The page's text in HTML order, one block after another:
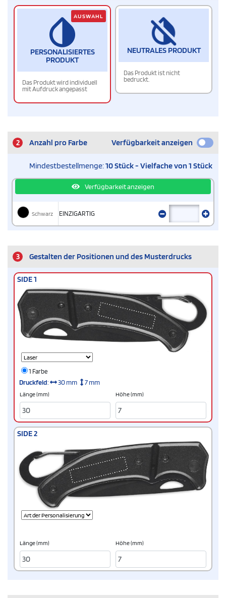
PERSONALISIERTES
PRODUKT
Das Produkt wird individuell
mit Aufdruck angepasst
AUSWAHL
NEUTRALES PRODUKT
Das Produkt ist nicht
bedruckt.
2 Anzahl pro Farbe Verfügbarkeit anzeigen
Mindestbestellmenge:10 Stück - Vielfache von 1 Stück
Verfügbarkeit anzeigen
Schwarz EINZIGARTIG
3 Gestalten der Positionen und des Musterdrucks
SIDE 1
1 Farbe
Druckfeld: 30 mm 7 mm
Länge (mm) Höhe (mm)
SIDE 2
Länge (mm) Höhe (mm)